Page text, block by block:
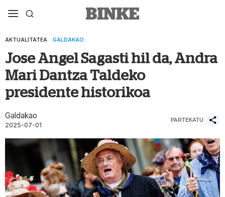
AKTUALITATEA · GALDAKAO
Jose Angel Sagasti hil da, Andra
Mari Dantza Taldeko
presidente historikoa
Galdakao
2025-07-01
PARTEKATU